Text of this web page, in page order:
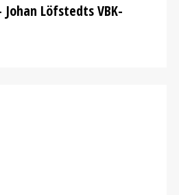
Johan Löfstedts VBK-